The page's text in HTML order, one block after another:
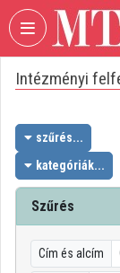
Fejléc kihagyása
VIDEO
MAGYAR
TUDOMÁNYOS
AKADÉMIA
Intézményi
Bejelentkezés
Intézményi
szűrés...
kategóriák...
Szűrés
Cím és alcím